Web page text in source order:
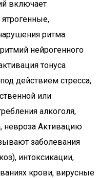
включает
ритма.
нейрогенного
тонуса
действием стресса,
или
алкоголя,
невроза Активацию
заболевания
интоксикации,
крови, вирусные